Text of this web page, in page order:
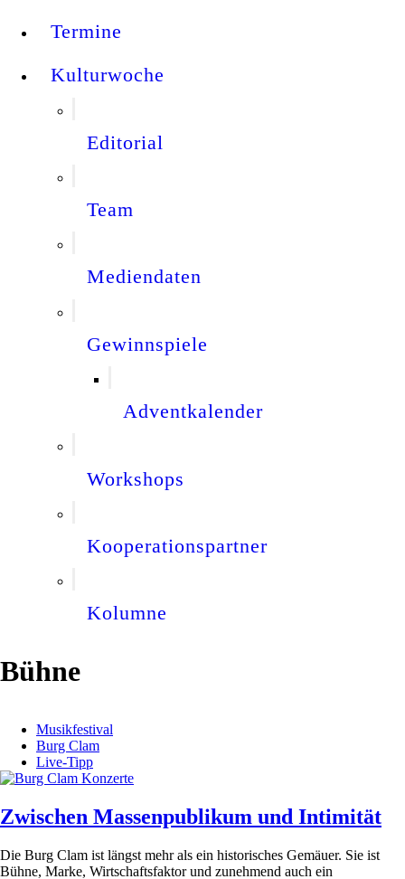
Termine
Kulturwoche
Editorial
Team
Mediendaten
Gewinnspiele
Adventkalender
Workshops
Kooperationspartner
Kolumne
Bühne
Musikfestival
Burg Clam
Live-Tipp
Zwischen Massenpublikum und Intimität
Die Burg Clam ist längst mehr als ein historisches Gemäuer. Sie ist
Bühne, Marke, Wirtschaftsfaktor und zunehmend auch ein